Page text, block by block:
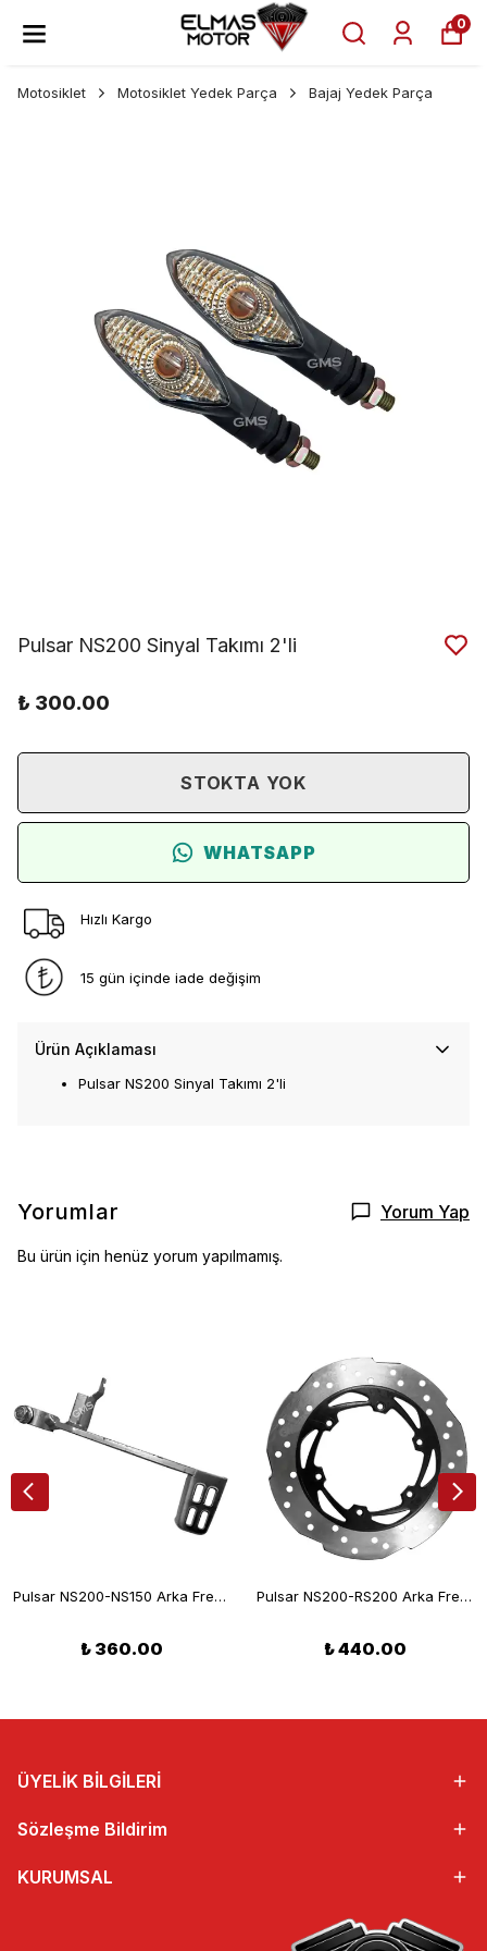
0
Motosiklet Motosiklet Yedek Parça Bajaj Yedek Parça
Pulsar NS200 Sinyal Takımı 2'li
₺ 300.00
STOKTA YOK
WHATSAPP
Hızlı Kargo
15 gün içinde iade değişim
Ürün Açıklaması
Pulsar NS200 Sinyal Takımı 2'li
Yorumlar Yorum Yap
Bu ürün için henüz yorum yapılmamış.
Pulsar NS200-NS150 Arka Fren Pedalı
₺ 360.00
Pulsar NS200-RS200 Arka Fren Diski
₺ 440.00
ÜYELİK BİLGİLERİ
Sözleşme Bildirim
KURUMSAL